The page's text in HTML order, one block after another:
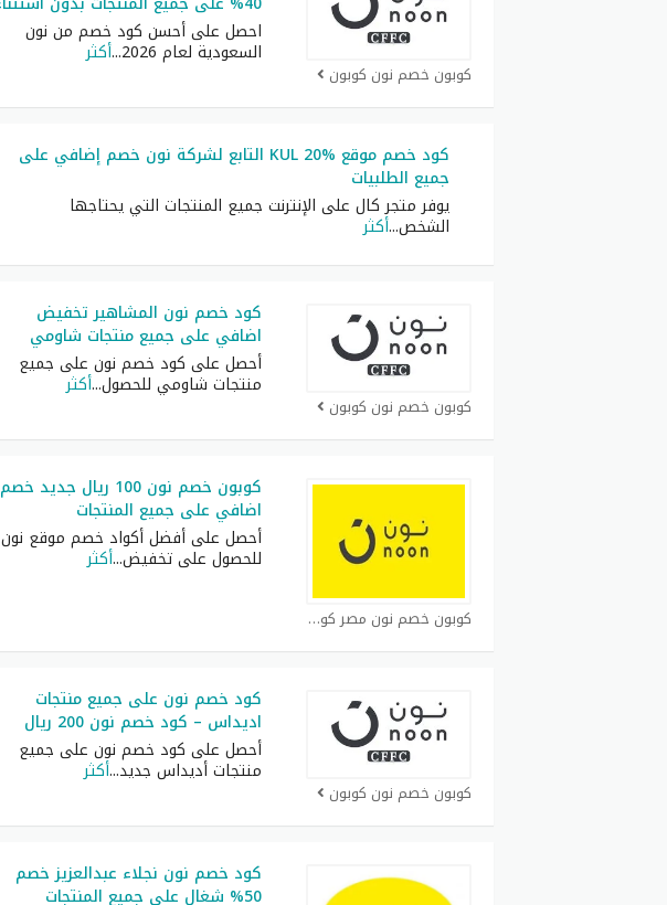
كوبون خصم نون كوبون
احصل على أحسن كود خصم من نون
السعودية لعام 2026 ...أكثر
كود خصم موقع KUL 20% التابع لشركة نون خصم إضافي على
جميع الطلبيات
يوفر متجر كال على الإنترنت جميع المنتجات التي يحتاجها
الشخص...أكثر
كوبون خصم نون كوبون
كود خصم نون المشاهير تخفيض
اضافي على جميع منتجات شاومي
أحصل على كود خصم نون على جميع
منتجات شاومي للحصول...أكثر
كوبون خصم نون مصر كوبون
كوبون خصم نون 100 ريال جديد خصم
اضافي على جميع المنتجات
أحصل على أفضل أكواد خصم موقع نون
للحصول على تخفيض...أكثر
كوبون خصم نون كوبون
كود خصم نون على جميع منتجات
اديداس – كود خصم نون 200 ريال
أحصل على كود خصم نون على جميع
منتجات أديداس جديد...أكثر
كود خصم نون نجلاء عبدالعزيز خصم
50% شغال على جميع المنتجات